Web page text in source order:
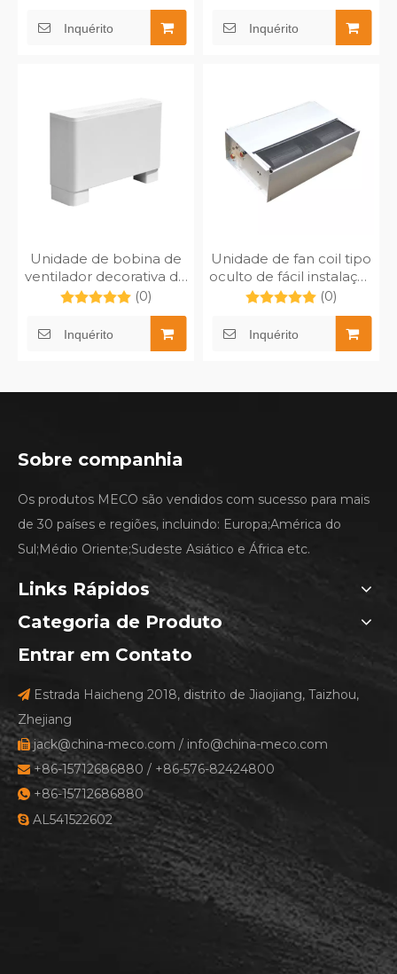
Inquérito Inquérito
Unidade de bobina de
ventilador decorativa de
sopro de ar vertical
MFP-170TM-BL
(0)
Inquérito
Unidade de fan coil tipo
oculto de fácil instalação
universal (0)
Inquérito
Sobre companhia
Os produtos MECO são vendidos com sucesso para mais
de 30 países e regiões, incluindo: Europa;América do
Sul;Médio Oriente;Sudeste Asiático e África etc.
Links Rápidos
Categoria de Produto
Entrar em Contato
 Estrada Haicheng 2018, distrito de Jiaojiang, Taizhou,
Zhejiang
 jack@china-meco.com / info@china-meco.com
+86-15712686880 / +86-576-82424800
 +86-15712686880
 AL541522602